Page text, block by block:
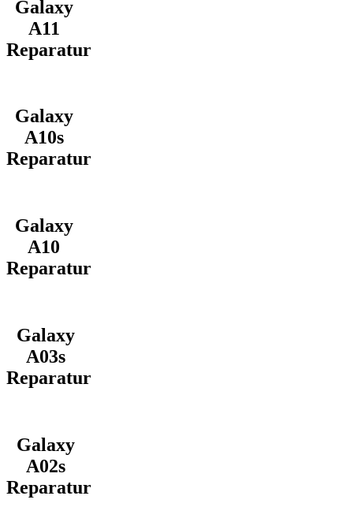
Galaxy
A11
Reparatur
Galaxy
A10s
Reparatur
Galaxy
A10
Reparatur
Galaxy
A03s
Reparatur
Galaxy
A02s
Reparatur